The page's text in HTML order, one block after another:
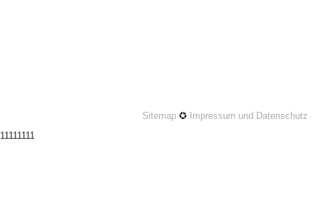
Sitemap ✪ Impressum und Datenschutz
11111111